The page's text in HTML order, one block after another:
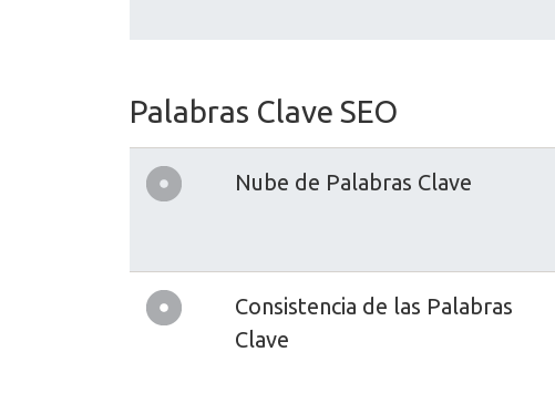
Palabras Clave SEO
Nube de Palabras Clave
Consistencia de las Palabras
Clave